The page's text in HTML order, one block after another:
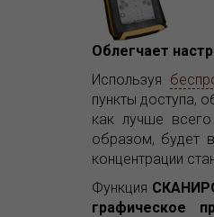
Облегчает
Используя
пункты доступа,
как лучше
образом, будет
концентрации
Функция
графическое